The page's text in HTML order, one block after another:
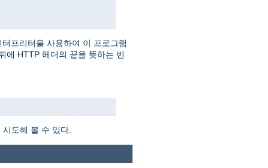
프리터을 사용하여 이 프로그램
에 HTTP 헤더의 끝을 뜻하는 빈
도해 볼 수 있다.